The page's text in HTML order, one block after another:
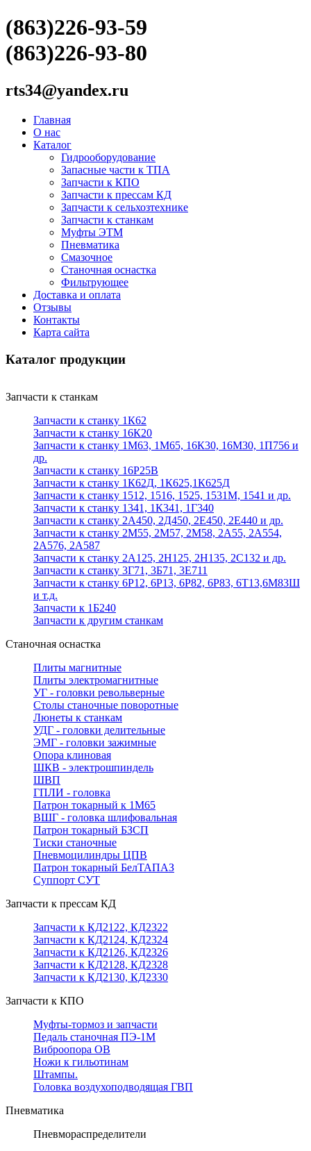
(863)226-93-59
(863)226-93-80
rts34@yandex.ru
Главная
О нас
Каталог
Гидрооборудование
Запасные части к ТПА
Запчасти к КПО
Запчасти к прессам КД
Запчасти к сельхозтехнике
Запчасти к станкам
Муфты ЭТМ
Пневматика
Смазочное
Станочная оснастка
Фильтрующее
Доставка и оплата
Отзывы
Контакты
Карта сайта
Каталог продукции
Запчасти к станкам
Запчасти к станку 1К62
Запчасти к станку 16К20
Запчасти к станку 1М63, 1М65, 16К30, 16М30, 1П756 и
др.
Запчасти к станку 16Р25В
Запчасти к станку 1К62Д, 1К625,1К625Д
Запчасти к станку 1512, 1516, 1525, 1531М, 1541 и др.
Запчасти к станку 1341, 1К341, 1Г340
Запчасти к станку 2А450, 2Д450, 2Е450, 2Е440 и др.
Запчасти к станку 2М55, 2М57, 2М58, 2А55, 2А554,
2А576, 2А587
Запчасти к станку 2А125, 2Н125, 2Н135, 2С132 и др.
Запчасти к станку 3Г71, 3Б71, 3Е711
Запчасти к станку 6Р12, 6Р13, 6Р82, 6Р83, 6Т13,6М83Ш
и т.д.
Запчасти к 1Б240
Запчасти к другим станкам
Станочная оснастка
Плиты магнитные
Плиты электромагнитные
УГ - головки револьверные
Столы станочные поворотные
Люнеты к станкам
УДГ - головки делительные
ЭМГ - головки зажимные
Опора клиновая
ШКВ - электрошпиндель
ШВП
ГПЛИ - головка
Патрон токарный к 1М65
ВШГ - головка шлифовальная
Патрон токарный БЗСП
Тиски станочные
Пневмоцилиндры ЦПВ
Патрон токарный БелТАПАЗ
Суппорт СУТ
Запчасти к прессам КД
Запчасти к КД2122, КД2322
Запчасти к КД2124, КД2324
Запчасти к КД2126, КД2326
Запчасти к КД2128, КД2328
Запчасти к КД2130, КД2330
Запчасти к КПО
Муфты-тормоз и запчасти
Педаль станочная ПЭ-1М
Виброопора ОВ
Ножи к гильотинам
Штампы.
Головка воздухоподводящая ГВП
Пневматика
Пневмораспределители